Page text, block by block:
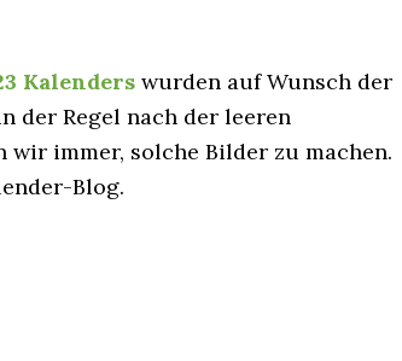
Kalenders wurden auf Wunsch der
der Regel nach der leeren
immer, solche Bilder zu machen.
Blog.